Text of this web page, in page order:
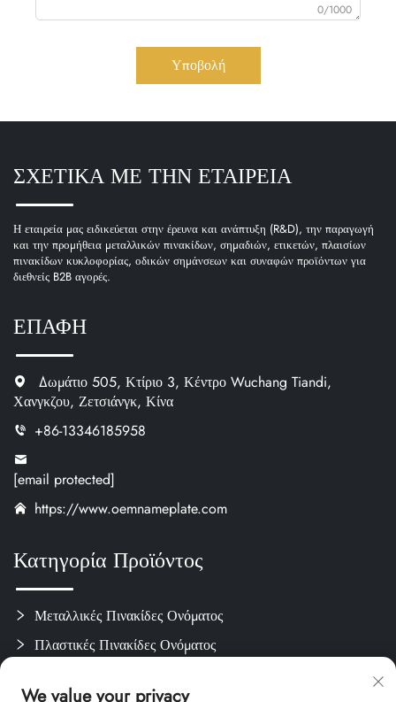
0/1000
Υποβολή
ΣΧΕΤΙΚΑ ΜΕ ΤΗΝ ΕΤΑΙΡΕΙΑ
Η εταιρεία μας ειδικεύεται στην έρευνα και ανάπτυξη (R&D), την παραγωγή
και την προμήθεια μεταλλικών πινακίδων, σημαδιών, ετικετών, πλαισίων
πινακίδων κυκλοφορίας, οδικών σημάνσεων και συναφών προϊόντων για
διεθνείς B2B αγορές.
ΕΠΑΦΗ
Δωμάτιο 505, Κτίριο 3, Κέντρο Wuchang Tiandi,
Χανγκζου, Ζετσιάνγκ, Κίνα
+86-13346185958
[email protected]
https://www.oemnameplate.com
Κατηγορία Προϊόντος
Μεταλλικές Πινακίδες Ονόματος
Πλαστικές Πινακίδες Ονόματος
We value your privacy